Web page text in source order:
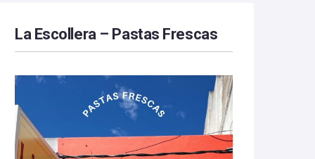
La Escollera – Pastas Frescas